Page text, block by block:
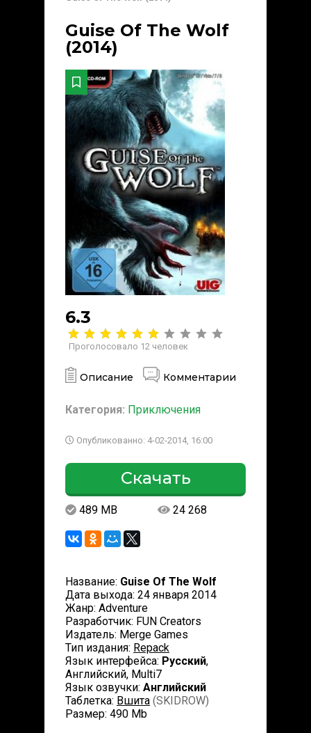
Guise Of The Wolf
(2014)
6.3
Проголосовало 12 человек
Описание Комментарии
Категория: Приключения
Опубликованно: 4-02-2014, 16:00
Скачать
489 MB 24 268
Название: Guise Of The Wolf
Дата выхода: 24 января 2014
Жанр: Adventure
Разработчик: FUN Creators
Издатель: Merge Games
Тип издания: Repack
Язык интерфейса: Русский,
Английский, Multi7
Язык озвучки: Английский
Таблетка: Вшита (SKIDROW)
Размер: 490 Mb